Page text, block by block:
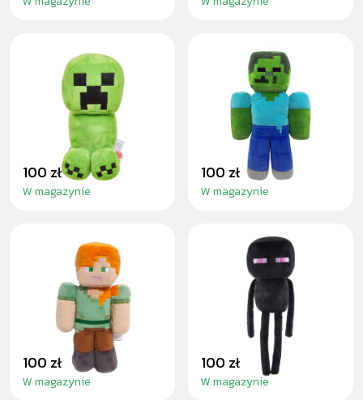
MINECRAFT
CREEPER - PLUSH
TOY 30CM
100 zł
W magazynie
MINECRAFT
ZOMBIE - PLUSH
TOY 30CM
100 zł
W magazynie
MINECRAFT ALEX
- PLUSH TOY
30CM
100 zł
W magazynie
MINECRAFT
ENDERMAN -
PLUSH TOY 30CM
100 zł
W magazynie